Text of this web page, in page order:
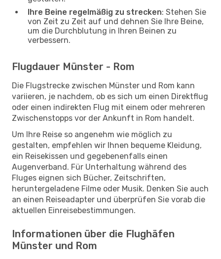
Ihre Beine regelmäßig zu strecken: Stehen Sie
von Zeit zu Zeit auf und dehnen Sie Ihre Beine,
um die Durchblutung in Ihren Beinen zu
verbessern.
Flugdauer Münster - Rom
Die Flugstrecke zwischen Münster und Rom kann
variieren, je nachdem, ob es sich um einen Direktflug
oder einen indirekten Flug mit einem oder mehreren
Zwischenstopps vor der Ankunft in Rom handelt.
Um Ihre Reise so angenehm wie möglich zu
gestalten, empfehlen wir Ihnen bequeme Kleidung,
ein Reisekissen und gegebenenfalls einen
Augenverband. Für Unterhaltung während des
Fluges eignen sich Bücher, Zeitschriften,
heruntergeladene Filme oder Musik. Denken Sie auch
an einen Reiseadapter und überprüfen Sie vorab die
aktuellen Einreisebestimmungen.
Informationen über die Flughäfen
Münster und Rom